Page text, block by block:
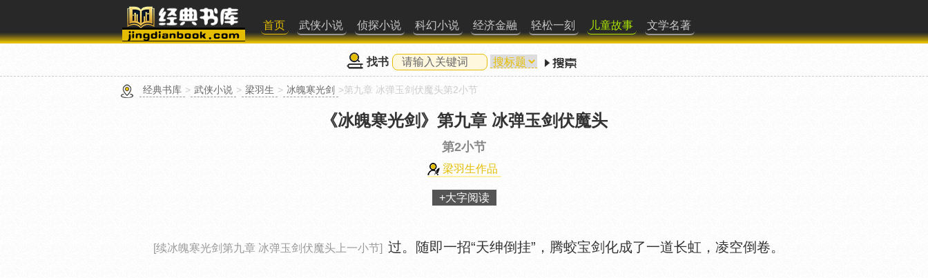
首页 武侠小说 侦探小说 科幻小说 经济金融 轻松一刻 儿童故事 文学名著
找书
经典书库 > 武侠小说 > 梁羽生 > 冰魄寒光剑 >第九章 冰弹玉剑伏魔头第2小节
《冰魄寒光剑》 第九章 冰弹玉剑伏魔头
第2小节
梁羽生作品
+大字阅读
[续冰魄寒光剑第九章 冰弹玉剑伏魔头上一小节] 过。随即一招“天绅倒挂”，腾蛟宝剑化成了一道长虹，凌空倒卷。